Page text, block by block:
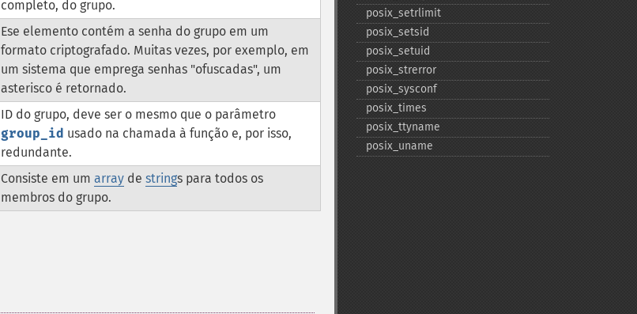
completo, do grupo.
Ese elemento contém a senha do grupo em um
formato criptografado. Muitas vezes, por exemplo, em
um sistema que emprega senhas "ofuscadas", um
asterisco é retornado.
ID do grupo, deve ser o mesmo que o parâmetro
group_id usado na chamada à função e, por isso,
redundante.
Consiste em umarray destrings para todos os
membros do grupo.
posix_​setrlimit
posix_​setsid
posix_​setuid
posix_​strerror
posix_​sysconf
posix_​times
posix_​ttyname
posix_​uname